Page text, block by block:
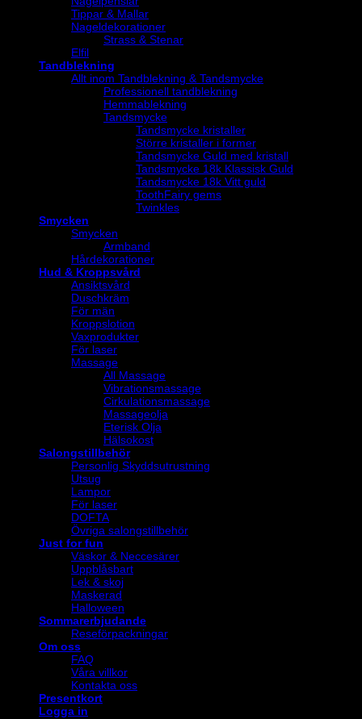
Tippar & Mallar
Nageldekorationer
Strass & Stenar
Elfil
Tandblekning
Allt inom Tandblekning & Tandsmycke
Professionell tandblekning
Hemmablekning
Tandsmycke
Tandsmycke kristaller
Större kristaller i former
Tandsmycke Guld med kristall
Tandsmycke 18k Klassisk Guld
Tandsmycke 18k Vitt guld
ToothFairy gems
Twinkles
Smycken
Smycken
Armband
Hårdekorationer
Hud & Kroppsvård
Ansiktsvård
Duschkräm
För män
Kroppslotion
Vaxprodukter
För laser
Massage
All Massage
Vibrationsmassage
Cirkulationsmassage
Massageolja
Eterisk Olja
Hälsokost
Salongstillbehör
Personlig Skyddsutrustning
Utsug
Lampor
För laser
DOFTA
Övriga salongstillbehör
Just for fun
Väskor & Neccesärer
Uppblåsbart
Lek & skoj
Maskerad
Halloween
Sommarerbjudande
Reseförpackningar
Om oss
FAQ
Våra villkor
Kontakta oss
Presentkort
Logga in